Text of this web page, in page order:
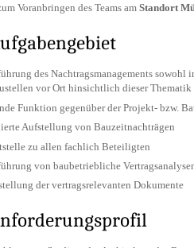
Voranbringen des Teams am Standort
des Nachtragsmanagements
vor Ort hinsichtlich dieser Thematik
Funktion gegenüber der Projekt- bzw.
Aufstellung von Bauzeitnachträgen
zu allen fachlich Beteiligten
von baubetriebliche
der vertragsrelevanten Dokumente